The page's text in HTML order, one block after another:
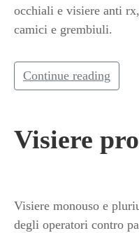
occhiali e visiere anti
camici e grembiuli.
Continue reading
Visiere
Visiere monouso e
degli operatori contro